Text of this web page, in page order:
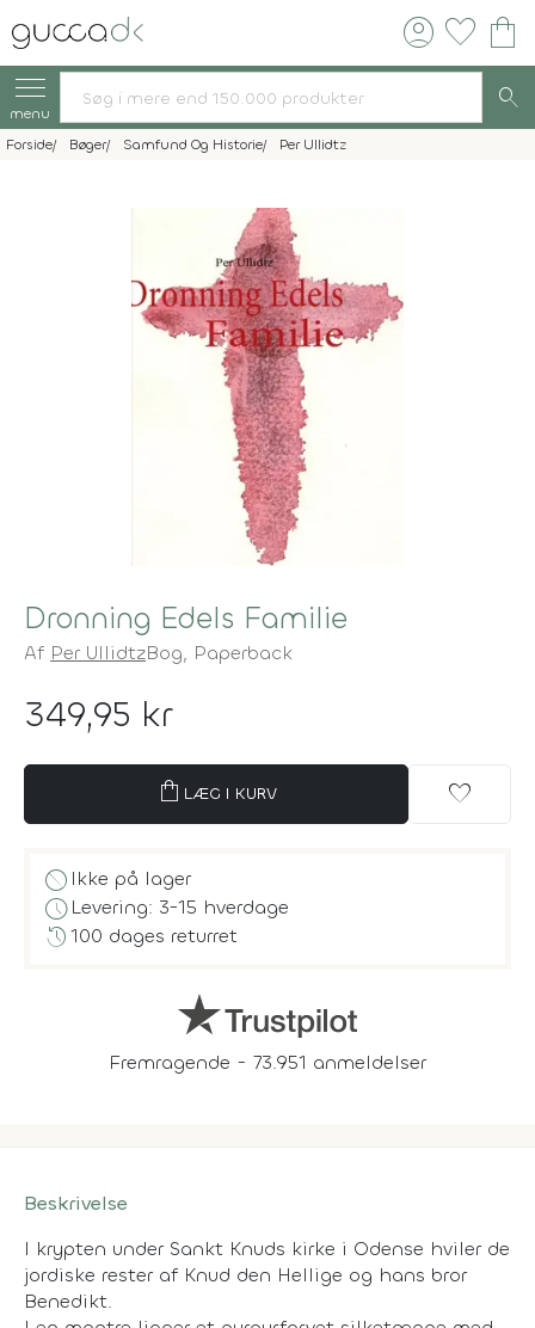
account_circle favorite shopping_bag
menu search
Forside Bøger Samfund Og Historie Per Ullidtz
Dronning Edels Familie
Af Per UllidtzBog, Paperback
349,95 kr
shopping_bag LÆG I KURV favorite
block Ikke på lager
scheduleLevering: 3-15 hverdage
history100 dages returret
Fremragende - 73.951 anmeldelser
Beskrivelse
I krypten under Sankt Knuds kirke i Odense hviler de
jordiske rester af Knud den Hellige og hans bror
Benedikt.